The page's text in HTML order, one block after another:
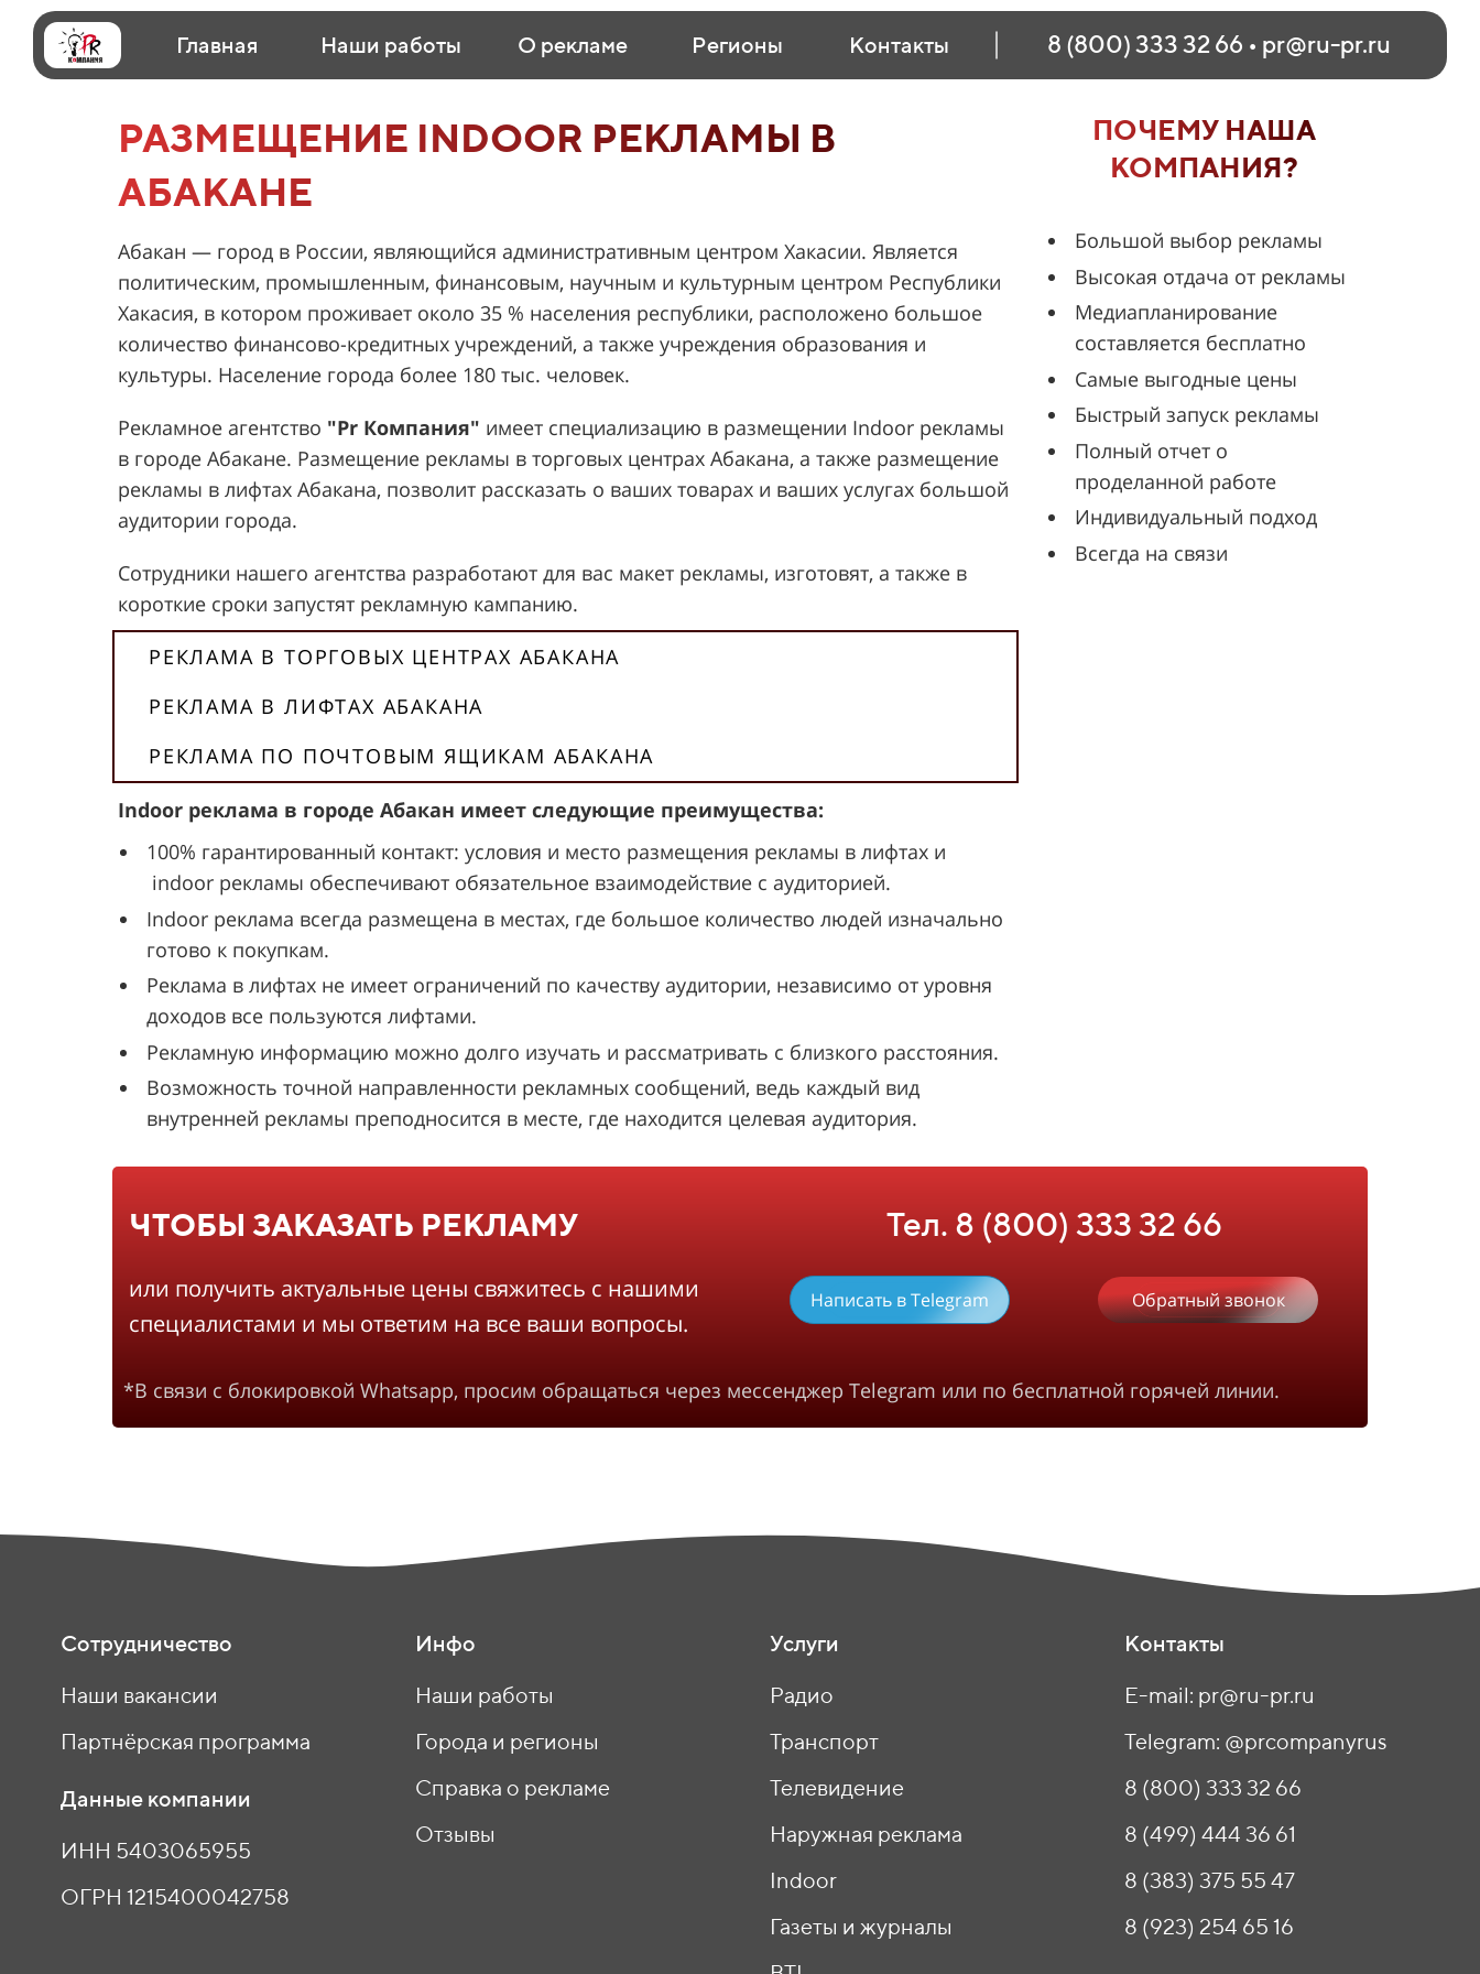
Главная Наши работы О рекламе Регионы Контакты 8 (800) 333 32 66 • pr@ru-pr.ru
РАЗМЕЩЕНИЕ INDOOR РЕКЛАМЫ В
АБАКАНЕ
Абакан — город в России, являющийся административным центром Хакасии. Является
политическим, промышленным, финансовым, научным и культурным центром Республики
Хакасия, в котором проживает около 35 % населения республики, расположено большое
количество финансово-кредитных учреждений, а также учреждения образования и
культуры. Население города более 180 тыс. человек.
Рекламное агентство "Pr Компания" имеет специализацию в размещении Indoor рекламы
в городе Абакане. Размещение рекламы в торговых центрах Абакана, а также размещение
рекламы в лифтах Абакана, позволит рассказать о ваших товарах и ваших услугах большой
аудитории города.
Сотрудники нашего агентства разработают для вас макет рекламы, изготовят, а также в
короткие сроки запустят рекламную кампанию.
РЕКЛАМА В ТОРГОВЫХ ЦЕНТРАХ АБАКАНА
РЕКЛАМА В ЛИФТАХ АБАКАНА
РЕКЛАМА ПО ПОЧТОВЫМ ЯЩИКАМ АБАКАНА
Indoor реклама в городе Абакан имеет следующие преимущества:
100% гарантированный контакт: условия и место размещения рекламы в лифтах и
indoor рекламы обеспечивают обязательное взаимодействие с аудиторией.
Indoor реклама всегда размещена в местах, где большое количество людей изначально
готово к покупкам.
Реклама в лифтах не имеет ограничений по качеству аудитории, независимо от уровня
доходов все пользуются лифтами.
Рекламную информацию можно долго изучать и рассматривать с близкого расстояния.
Возможность точной направленности рекламных сообщений, ведь каждый вид
внутренней рекламы преподносится в месте, где находится целевая аудитория.
ПОЧЕМУ НАША
КОМПАНИЯ?
Большой выбор рекламы
Высокая отдача от рекламы
Медиапланирование
составляется бесплатно
Самые выгодные цены
Быстрый запуск рекламы
Полный отчет о
проделанной работе
Индивидуальный подход
Всегда на связи
ЧТОБЫ ЗАКАЗАТЬ РЕКЛАМУ
или получить актуальные цены свяжитесь с нашими
специалистами и мы ответим на все ваши вопросы.
Тел. 8 (800) 333 32 66
Написать в Telegram Обратный звонок
*В связи с блокировкой Whatsapp, просим обращаться через мессенджер Telegram или по бесплатной горячей линии.
Сотрудничество
Наши вакансии
Партнёрская программа
Данные компании
ИНН 5403065955
ОГРН 1215400042758
Инфо
Наши работы
Города и регионы
Справка о рекламе
Отзывы
Услуги
Радио
Транспорт
Телевидение
Наружная реклама
Indoor
Газеты и журналы
Контакты
E-mail: pr@ru-pr.ru
Telegram: @prcompanyrus
8 (800) 333 32 66
8 (499) 444 36 61
8 (383) 375 55 47
8 (923) 254 65 16